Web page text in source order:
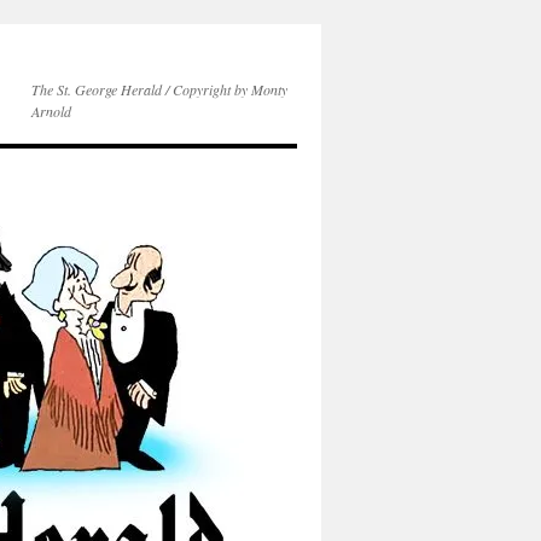
The St. George Herald / Copyright by Monty
Arnold